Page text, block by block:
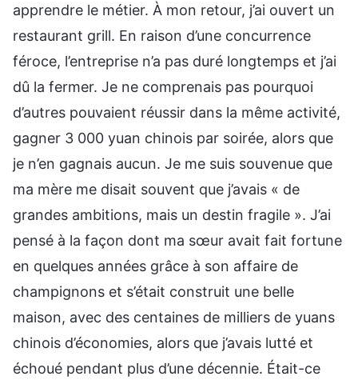
apprendre le métier. À mon retour, j’ai ouvert un
restaurant grill. En raison d’une concurrence
féroce, l’entreprise n’a pas duré longtemps et j’ai
dû la fermer. Je ne comprenais pas pourquoi
d’autres pouvaient réussir dans la même activité,
gagner 3 000 yuan chinois par soirée, alors que
je n’en gagnais aucun. Je me suis souvenue que
ma mère me disait souvent que j’avais « de
grandes ambitions, mais un destin fragile ». J’ai
pensé à la façon dont ma sœur avait fait fortune
en quelques années grâce à son affaire de
champignons et s’était construit une belle
maison, avec des centaines de milliers de yuans
chinois d’économies, alors que j’avais lutté et
échoué pendant plus d’une décennie. Était-ce